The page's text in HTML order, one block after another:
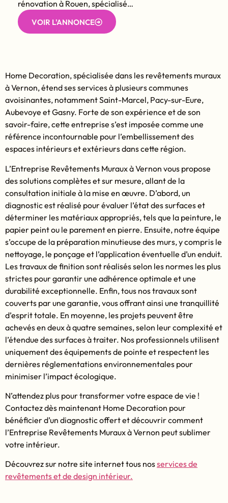
rénovation à Rouen, spécialisé…
VOIR L'ANNONCE
Home Decoration, spécialisée dans les revêtements muraux
à Vernon, étend ses services à plusieurs communes
avoisinantes, notamment Saint-Marcel, Pacy-sur-Eure,
Aubevoye et Gasny. Forte de son expérience et de son
savoir-faire, cette entreprise s’est imposée comme une
référence incontournable pour l’embellissement des
espaces intérieurs et extérieurs dans cette région.
L’Entreprise Revêtements Muraux à Vernon vous propose
des solutions complètes et sur mesure, allant de la
consultation initiale à la mise en œuvre. D’abord, un
diagnostic est réalisé pour évaluer l’état des surfaces et
déterminer les matériaux appropriés, tels que la peinture, le
papier peint ou le parement en pierre. Ensuite, notre équipe
s’occupe de la préparation minutieuse des murs, y compris le
nettoyage, le ponçage et l’application éventuelle d’un enduit.
Les travaux de finition sont réalisés selon les normes les plus
strictes pour garantir une adhérence optimale et une
durabilité exceptionnelle. Enfin, tous nos travaux sont
couverts par une garantie, vous offrant ainsi une tranquillité
d’esprit totale. En moyenne, les projets peuvent être
achevés en deux à quatre semaines, selon leur complexité et
l’étendue des surfaces à traiter. Nos professionnels utilisent
uniquement des équipements de pointe et respectent les
dernières réglementations environnementales pour
minimiser l’impact écologique.
N’attendez plus pour transformer votre espace de vie !
Contactez dès maintenant Home Decoration pour
bénéficier d’un diagnostic offert et découvrir comment
l’Entreprise Revêtements Muraux à Vernon peut sublimer
votre intérieur.
Découvrez sur notre site internet tous nosservices de
revêtements et de design intérieur.